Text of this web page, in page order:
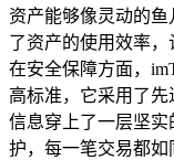
资产能够像灵动的
了资产的使用效率，
在安全保障方面，
高标准，它采用了
信息穿上了一层坚实
护，每一笔交易都